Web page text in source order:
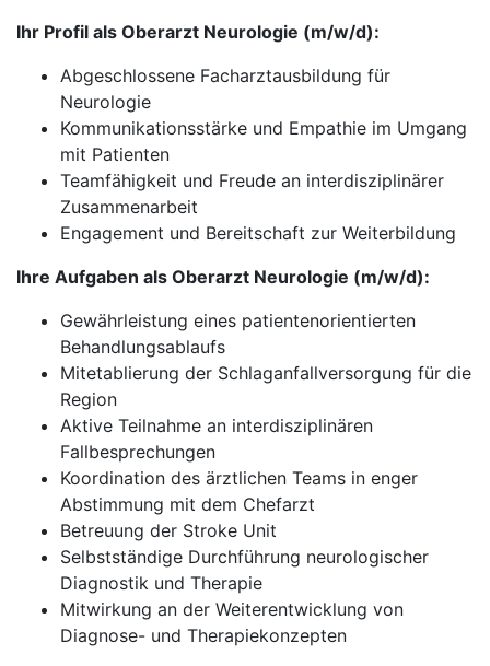
Ihr Profil als Oberarzt Neurologie (m/w/d):
Abgeschlossene Facharztausbildung für
Neurologie
Kommunikationsstärke und Empathie im Umgang
mit Patienten
Teamfähigkeit und Freude an interdisziplinärer
Zusammenarbeit
Engagement und Bereitschaft zur Weiterbildung
Ihre Aufgaben als Oberarzt Neurologie (m/w/d):
Gewährleistung eines patientenorientierten
Behandlungsablaufs
Mitetablierung der Schlaganfallversorgung für die
Region
Aktive Teilnahme an interdisziplinären
Fallbesprechungen
Koordination des ärztlichen Teams in enger
Abstimmung mit dem Chefarzt
Betreuung der Stroke Unit
Selbstständige Durchführung neurologischer
Diagnostik und Therapie
Mitwirkung an der Weiterentwicklung von
Diagnose- und Therapiekonzepten